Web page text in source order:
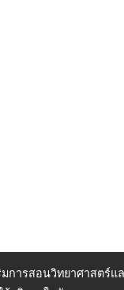
การสอนวิทยาศาสตร์แ